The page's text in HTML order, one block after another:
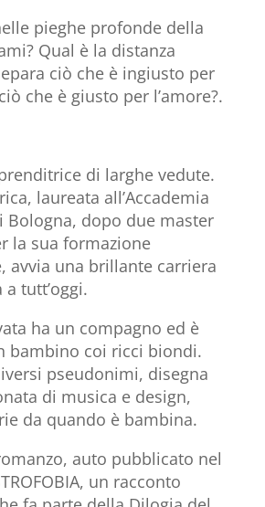
pieghe profonde della
Qual è la distanza
ciò che è ingiusto per
che è giusto per l’amore?.
di larghe vedute.
laureata all’Accademia
Bologna, dopo due master
la sua formazione
avvia una brillante carriera
tutt’oggi.
ha un compagno ed è
bambino coi ricci biondi.
pseudonimi, disegna
di musica e design,
da quando è bambina.
auto pubblicato nel
un racconto